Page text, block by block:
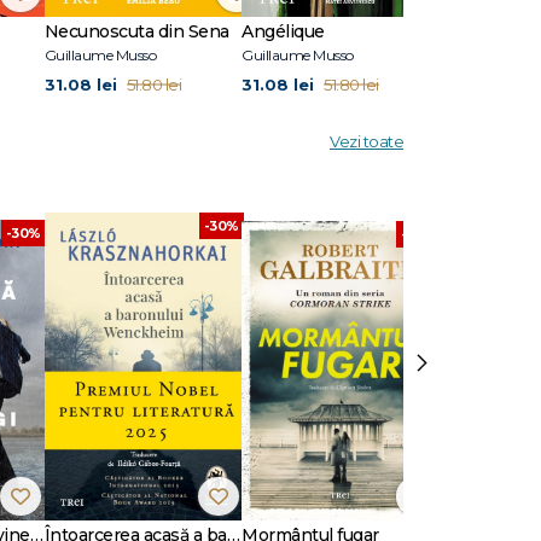
Necunoscuta din Sena
Guillaume Musso
31.08 lei 51.80 lei
Angélique
Guillaume Musso
31.08 lei 51.80 lei
Vezi toate
-30%
Dansează când îți vine să plângi
-30%
Întoarcerea acasă a baronului Wenckheim
-30%
Mormântul fugar
›